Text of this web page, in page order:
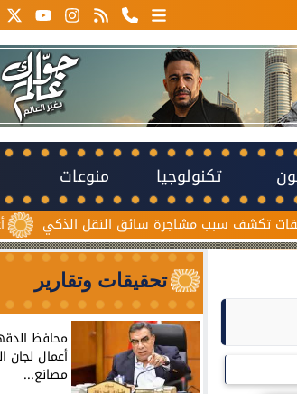
تكنولوجيا منوعات
أعراض أورام سائق النقل الذكي
تحقيقات وتقارير
محافظ
أعمال لجان
مصانع...